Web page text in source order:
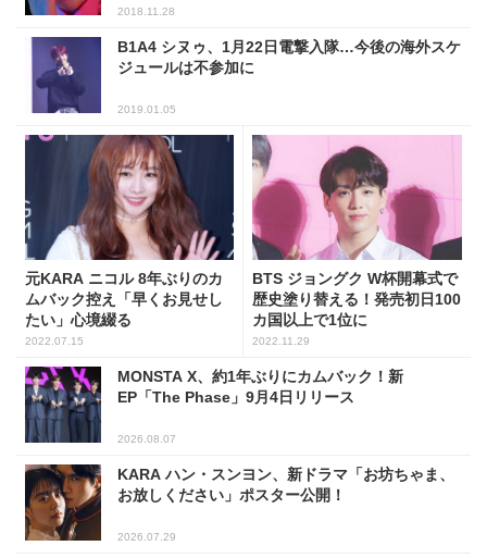
2018.11.28
B1A4 シヌゥ、1月22日電撃入隊…今後の海外スケ
ジュールは不参加に
2019.01.05
元KARA ニコル 8年ぶりのカ
ムバック控え「早くお見せし
たい」心境綴る
2022.07.15
BTS ジョングク W杯開幕式で
歴史塗り替える！発売初日100
カ国以上で1位に
2022.11.29
MONSTA X、約1年ぶりにカムバック！新
EP「The Phase」9月4日リリース
2026.08.07
KARA ハン・スンヨン、新ドラマ「お坊ちゃま、
お放しください」ポスター公開！
2026.07.29